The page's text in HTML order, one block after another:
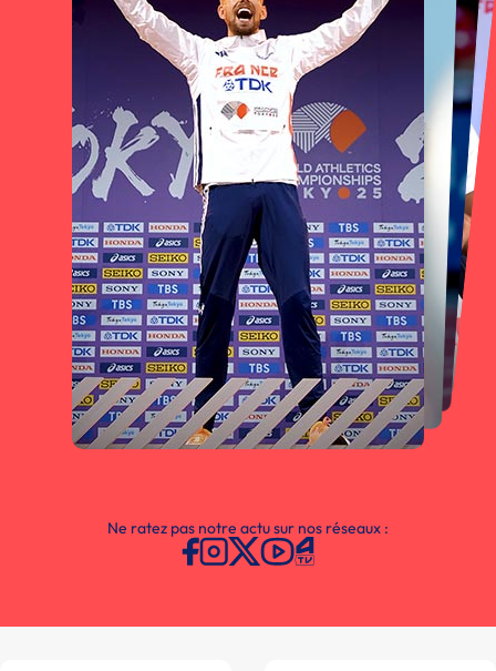
Ne ratez pas notre actu sur nos réseaux :